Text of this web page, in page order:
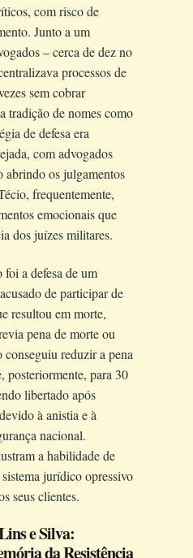
com risco de
Junto a um
– cerca de dez no
processos de
sem cobrar
tradição de nomes como
de defesa era
com advogados
abrindo os julgamentos
frequentemente,
emocionais que
dos juízes militares.
a defesa de um
de participar de
resultou em morte,
pena de morte ou
reduzir a pena
posteriormente, para 30
libertado após
à anistia e à
nacional.
a habilidade de
jurídico opressivo
seus clientes.
e Silva:
da Resistência